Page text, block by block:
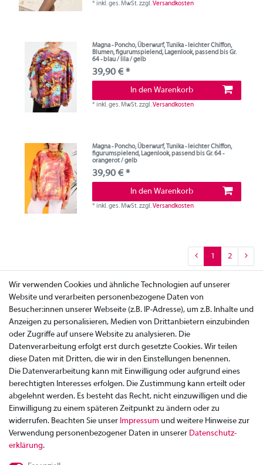
*inkl. ges. MwSt.zzgl.Versandkosten
Magna - Poncho, Überwurf, Tunika - leichter Chiffon,
Blumen, figurumspielend, Lagenlook, passend bis Gr.
64 - blau / lila / gelb
39,90 € *
In den Warenkorb
*inkl. ges. MwSt.zzgl.Versandkosten
Magna - Poncho, Überwurf, Tunika - leichter Chiffon,
figurumspielend, Lagenlook, passend bis Gr. 64 -
orangerot / gelb
39,90 € *
In den Warenkorb
*inkl. ges. MwSt.zzgl.Versandkosten
1 2
Zahlung
Wir verwenden Cookies und ähnliche Technologien auf unserer
Website und verarbeiten personenbezogene Daten von
Besucher:innen unserer Webseite (z.B. IP-Adresse), um z.B. Inhalte und
Anzeigen zu personalisieren, Medien von Drittanbietern einzubinden
oder Zugriffe auf unsere Website zu analysieren. Die
Datenverarbeitung erfolgt erst durch gesetzte Cookies. Wir teilen
diese Daten mit Dritten, die wir in den Einstellungen benennen.
Die Datenverarbeitung kann mit Einwilligung oder aufgrund eines
berechtigten Interesses erfolgen. Die Zustimmung kann erteilt oder
abgelehnt werden. Es besteht das Recht, nicht einzuwilligen und die
Einwilligung zu einem späteren Zeitpunkt zu ändern oder zu
widerrufen. Beachten Sie unser Impressum und weitere Hinweise zur
Verwendung personenbezogener Daten in unserer Daten­schutz­
erklärung.